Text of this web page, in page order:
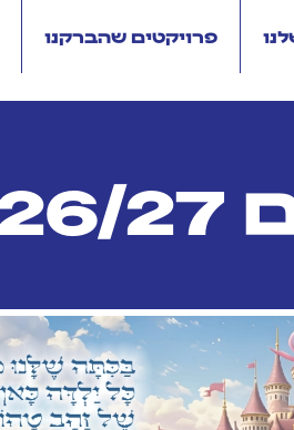
פרויקטים שהברקנו